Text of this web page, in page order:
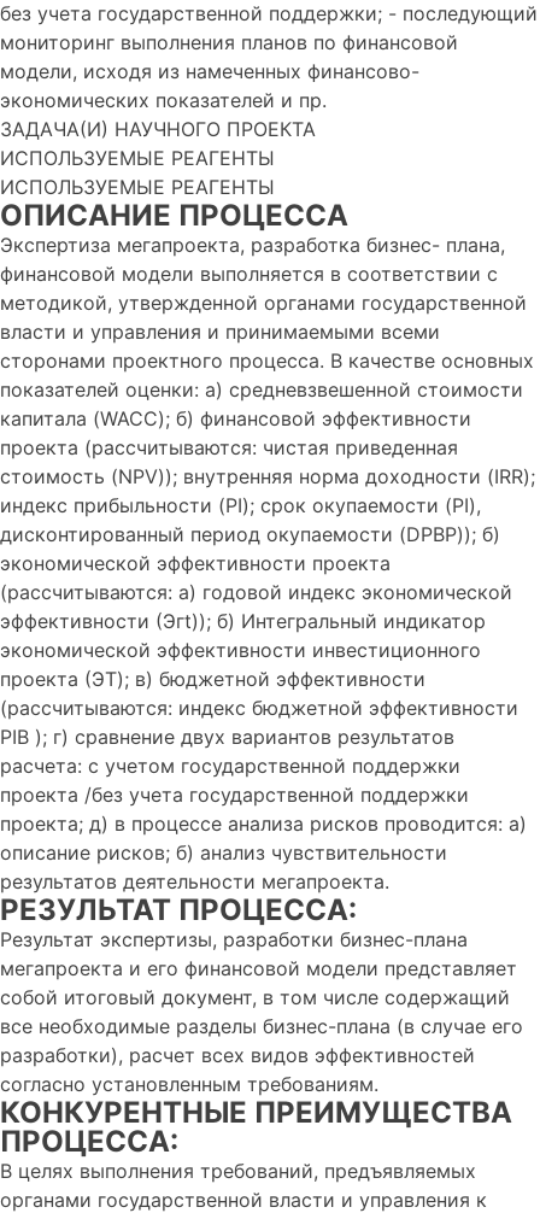
без учета государственной поддержки; - последующий
мониторинг выполнения планов по финансовой
модели, исходя из намеченных финансово-
экономических показателей и пр.
ЗАДАЧА(И) НАУЧНОГО ПРОЕКТА
ИСПОЛЬЗУЕМЫЕ РЕАГЕНТЫ
ИСПОЛЬЗУЕМЫЕ РЕАГЕНТЫ
ОПИСАНИЕ ПРОЦЕССА
Экспертиза мегапроекта, разработка бизнес- плана,
финансовой модели выполняется в соответствии с
методикой, утвержденной органами государственной
власти и управления и принимаемыми всеми
сторонами проектного процесса. В качестве основных
показателей оценки: а) средневзвешенной стоимости
капитала (WACC); б) финансовой эффективности
проекта (рассчитываются: чистая приведенная
стоимость (NPV)); внутренняя норма доходности (IRR);
индекс прибыльности (PI); срок окупаемости (PI),
дисконтированный период окупаемости (DPBP)); б)
экономической эффективности проекта
(рассчитываются: а) годовой индекс экономической
эффективности (Эгt)); б) Интегральный индикатор
экономической эффективности инвестиционного
проекта (ЭT); в) бюджетной эффективности
(рассчитываются: индекс бюджетной эффективности
PIB ); г) сравнение двух вариантов результатов
расчета: с учетом государственной поддержки
проекта /без учета государственной поддержки
проекта; д) в процессе анализа рисков проводится: а)
описание рисков; б) анализ чувствительности
результатов деятельности мегапроекта.
РЕЗУЛЬТАТ ПРОЦЕССА:
Результат экспертизы, разработки бизнес-плана
мегапроекта и его финансовой модели представляет
собой итоговый документ, в том числе содержащий
все необходимые разделы бизнес-плана (в случае его
разработки), расчет всех видов эффективностей
согласно установленным требованиям.
КОНКУРЕНТНЫЕ ПРЕИМУЩЕСТВА
ПРОЦЕССА:
В целях выполнения требований, предъявляемых
органами государственной власти и управления к